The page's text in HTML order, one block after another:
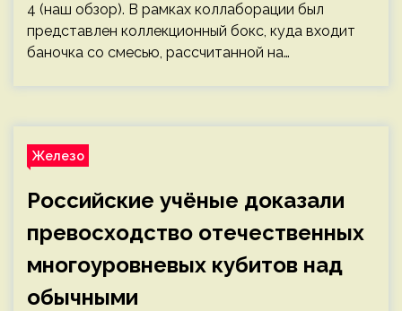
4 (наш обзор). В рамках коллаборации был
представлен коллекционный бокс, куда входит
баночка со смесью, рассчитанной на…
Железо
Российские учёные доказали
превосходство отечественных
многоуровневых кубитов над
обычными